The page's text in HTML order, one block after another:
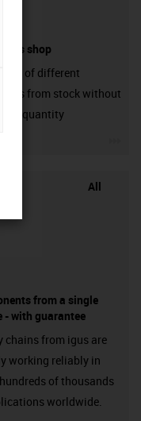
shop
of different
from stock without
quantity
All
from a single
- with guarantee
chains from igus are
working reliably in
of thousands
worldwide.